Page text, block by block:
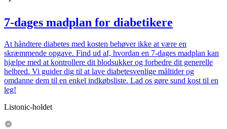
7-dages madplan for diabetikere
At håndtere diabetes med kosten behøver ikke at være en
skræmmende opgave. Find ud af, hvordan en 7-dages madplan kan
hjælpe med at kontrollere dit blodsukker og forbedre dit generelle
helbred. Vi guider dig til at lave diabetesvenlige måltider og
omdanne dem til en enkel indkøbsliste. Lad os gøre sund kost til en
leg!
Listonic-holdet